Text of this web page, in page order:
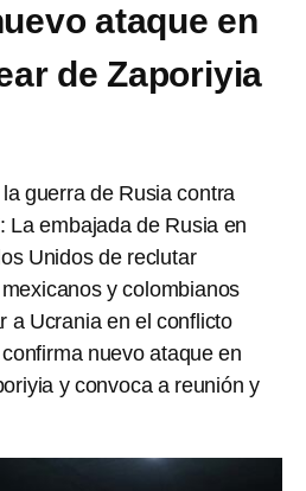
ataque en
de Zaporiyia
guerra de Rusia contra
La embajada de Rusia en
Unidos de reclutar
y colombianos
a Ucrania en el conflicto
nuevo ataque en
y convoca a reunión y